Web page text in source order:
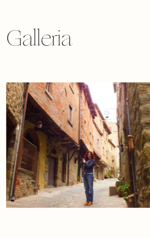
Galleria